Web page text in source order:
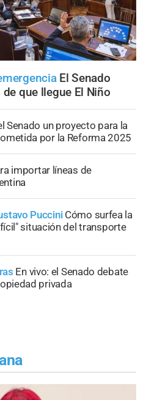
El Senado
que llegue El Niño
Senado un proyecto para la
por la Reforma 2025
importar líneas de
Puccini Cómo surfea la
situación del transporte
En vivo: el Senado debate
privada